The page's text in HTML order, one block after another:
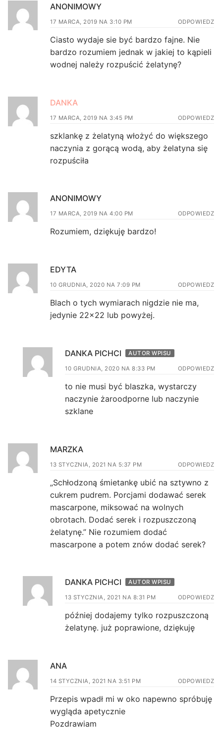
ANONIMOWY
17 MARCA, 2019 NA 3:10 PM ODPOWIEDZ
Ciasto wydaje sie być bardzo fajne. Nie
bardzo rozumiem jednak w jakiej to kąpieli
wodnej należy rozpuścić żelatynę?
DANKA
17 MARCA, 2019 NA 3:45 PM ODPOWIEDZ
szklankę z żelatyną włożyć do większego
naczynia z gorącą wodą, aby żelatyna się
rozpuściła
ANONIMOWY
17 MARCA, 2019 NA 4:00 PM ODPOWIEDZ
Rozumiem, dziękuję bardzo!
EDYTA
10 GRUDNIA, 2020 NA 7:09 PM ODPOWIEDZ
Blach o tych wymiarach nigdzie nie ma,
jedynie 22×22 lub powyżej.
DANKA PICHCI AUTOR WPISU
10 GRUDNIA, 2020 NA 8:33 PM ODPOWIEDZ
to nie musi być blaszka, wystarczy
naczynie żaroodporne lub naczynie
szklane
MARZKA
13 STYCZNIA, 2021 NA 5:37 PM ODPOWIEDZ
„Schłodzoną śmietankę ubić na sztywno z
cukrem pudrem. Porcjami dodawać serek
mascarpone, miksować na wolnych
obrotach. Dodać serek i rozpuszczoną
żelatynę.” Nie rozumiem dodać
mascarpone a potem znów dodać serek?
DANKA PICHCI AUTOR WPISU
13 STYCZNIA, 2021 NA 8:31 PM ODPOWIEDZ
później dodajemy tylko rozpuszczoną
żelatynę. już poprawione, dziękuję
ANA
14 STYCZNIA, 2021 NA 3:51 PM ODPOWIEDZ
Przepis wpadł mi w oko napewno spróbuję
wygląda apetycznie
Pozdrawiam